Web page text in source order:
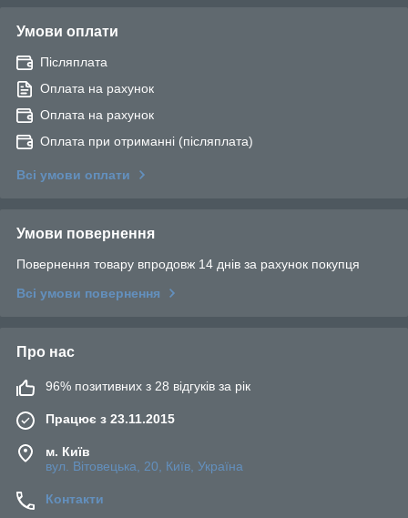
Умови оплати
Післяплата
Оплата на рахунок
Оплата на рахунок
Оплата при отриманні (післяплата)
Всі умови оплати
Умови повернення
Повернення товару впродовж 14 днів за рахунок покупця
Всі умови повернення
Про нас
96% позитивних з 28 відгуків за рік
Працює з 23.11.2015
м. Київ
вул. Вітовецька, 20, Київ, Україна
Контакти